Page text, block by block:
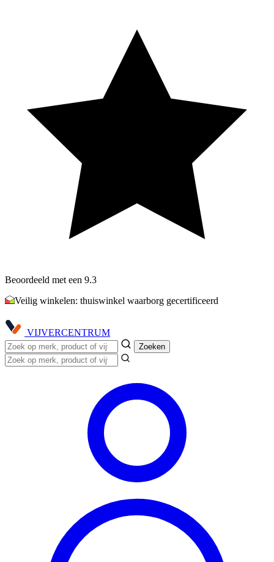
Beoordeeld met een 9.3
Veilig winkelen: thuiswinkel waarborg gecertificeerd
VIJVERCENTRUM
Zoeken